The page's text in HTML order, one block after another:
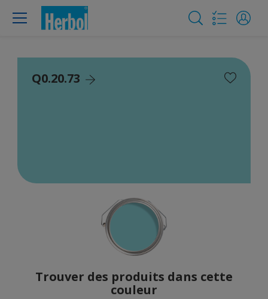
Q0.20.73
Trouver des produits dans cette
couleur